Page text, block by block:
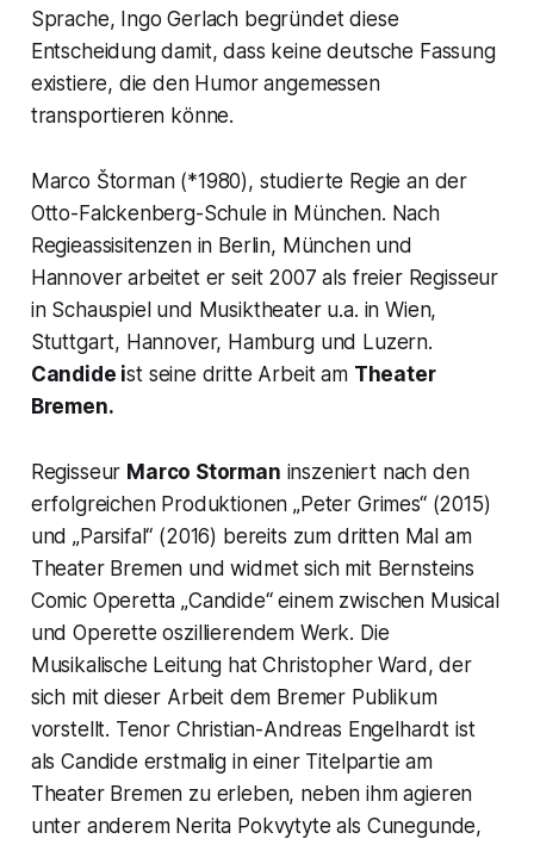
Sprache, Ingo Gerlach begründet diese
Entscheidung damit, dass keine deutsche Fassung
existiere, die den Humor angemessen
transportieren könne.
Marco Štorman (*1980), studierte Regie an der
Otto-Falckenberg-Schule in München. Nach
Regieassisitenzen in Berlin, München und
Hannover arbeitet er seit 2007 als freier Regisseur
in Schauspiel und Musiktheater u.a. in Wien,
Stuttgart, Hannover, Hamburg und Luzern.
Candide ist seine dritte Arbeit am Theater
Bremen.
Regisseur Marco Storman inszeniert nach den
erfolgreichen Produktionen „Peter Grimes“ (2015)
und „Parsifal“ (2016) bereits zum dritten Mal am
Theater Bremen und widmet sich mit Bernsteins
Comic Operetta „Candide“ einem zwischen Musical
und Operette oszillierendem Werk. Die
Musikalische Leitung hat Christopher Ward, der
sich mit dieser Arbeit dem Bremer Publikum
vorstellt. Tenor Christian-Andreas Engelhardt ist
als Candide erstmalig in einer Titelpartie am
Theater Bremen zu erleben, neben ihm agieren
unter anderem Nerita Pokvytyte als Cunegunde,